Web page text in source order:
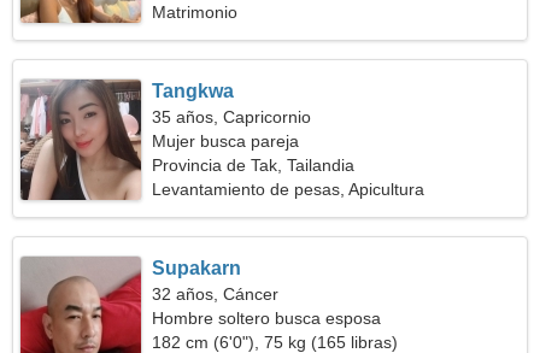
Matrimonio
Tangkwa
35 años, Capricornio
Mujer busca pareja
Provincia de Tak, Tailandia
Levantamiento de pesas, Apicultura
Supakarn
32 años, Cáncer
Hombre soltero busca esposa
182 cm (6'0"), 75 kg (165 libras)